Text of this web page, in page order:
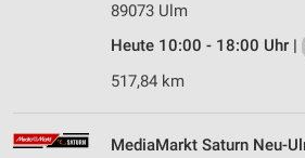
89073 Ulm
Heute 10:00 - 18:00 Uhr |
517,84 km
MediaMarkt Saturn Neu-